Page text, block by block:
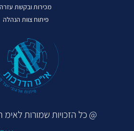
מכירות ובקשת עזרה
פיתוח צוות הנהלה
@ כל הזכויות שמורות לאימ